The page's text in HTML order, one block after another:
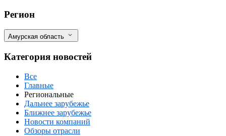
Производство сои в Приамурье выйдет
Фильтры
Регион
Амурская область
Категория новостей
Все
Главные
Региональные
Дальнее зарубежье
Ближнее зарубежье
Новости компаний
Обзоры отрасли